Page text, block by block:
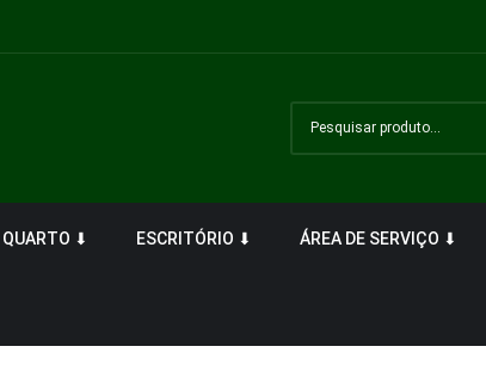
QUARTO ⬇ ESCRITÓRIO ⬇ ÁREA DE SERVIÇO ⬇